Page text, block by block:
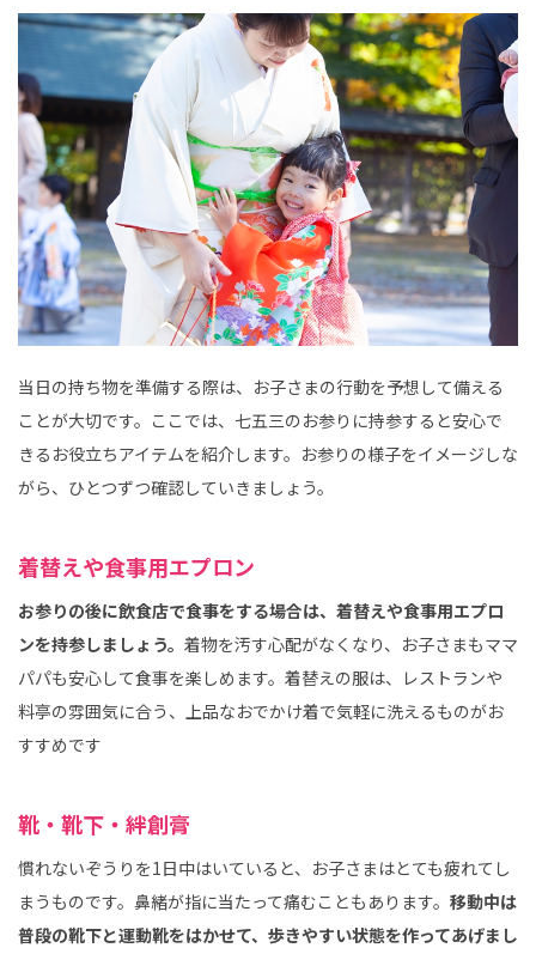
当日の持ち物を準備する際は、お子さまの行動を予想して備える
ことが大切です。ここでは、七五三のお参りに持参すると安心で
きるお役立ちアイテムを紹介します。お参りの様子をイメージしな
がら、ひとつずつ確認していきましょう。
着替えや食事用エプロン
お参りの後に飲食店で食事をする場合は、着替えや食事用エプロ
ンを持参しましょう。 着物を汚す心配がなくなり、お子さまもママ
パパも安心して食事を楽しめます。着替えの服は、レストランや
料亭の雰囲気に合う、上品なおでかけ着で気軽に洗えるものがお
すすめです
靴・靴下・絆創膏
慣れないぞうりを1日中はいていると、お子さまはとても疲れてし
まうものです。鼻緒が指に当たって痛むこともあります。 移動中は
普段の靴下と運動靴をはかせて、歩きやすい状態を作ってあげまし